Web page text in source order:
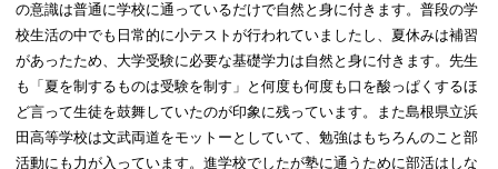
の意識は普通に学校に通っているだけで自然と身に付きます。普段の学
校生活の中でも日常的に小テストが行われていましたし、夏休みは補習
があったため、大学受験に必要な基礎学力は自然と身に付きます。先生
も「夏を制するものは受験を制す」と何度も何度も口を酸っぱくするほ
ど言って生徒を鼓舞していたのが印象に残っています。また島根県立浜
田高等学校は文武両道をモットーとしていて、勉強はもちろんのこと部
活動にも力が入っています。進学校でしたが塾に通うために部活はしな